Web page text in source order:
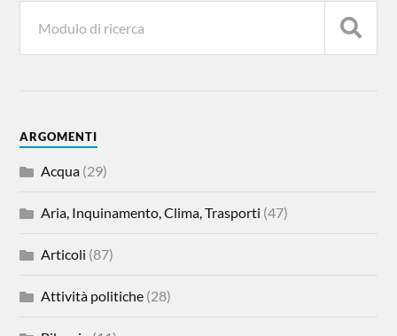
ARGOMENTI
Acqua (29)
Aria, Inquinamento, Clima, Trasporti (47)
Articoli (87)
Attività politiche (28)